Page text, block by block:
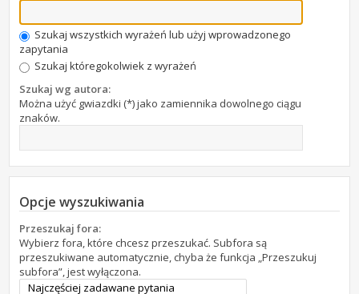
Szukaj wszystkich wyrażeń lub użyj wprowadzonego
zapytania
Szukaj któregokolwiek z wyrażeń
Szukaj wg autora:
Można użyć gwiazdki (*) jako zamiennika dowolnego ciągu
znaków.
Opcje wyszukiwania
Przeszukaj fora:
Wybierz fora, które chcesz przeszukać. Subfora są
przeszukiwane automatycznie, chyba że funkcja „Przeszukuj
subfora”, jest wyłączona.